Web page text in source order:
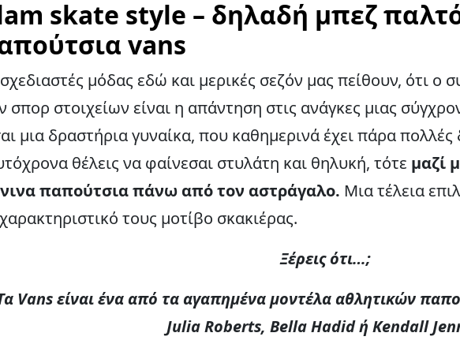
skate style – δηλαδή μπεζ
vans
μόδας εδώ και μερικές σεζόν μας πείθουν, ότι
σπορ στοιχείων είναι η απάντηση στις ανάγκες μιας
μια δραστήρια γυναίκα, που καθημερινά έχει πάρα πολλές
θέλεις να φαίνεσαι στυλάτη και θηλυκή, τότε μαζί
παπούτσια πάνω από τον αστράγαλο. Μια τέλεια
τους μοτίβο σκακιέρας.
Ξέρεις ότι…;
Vans είναι ένα από τα αγαπημένα μοντέλα αθλητικών
Julia Roberts, Bella Hadid ή Kendall